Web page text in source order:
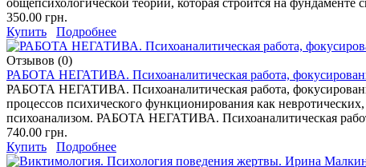
350.00 грн.
Купить
Подробнее
Отзывов (0)
РАБОТА НЕГАТИВА. Психоаналитическая работа,
РАБОТА НЕГАТИВА. Психоаналитическая работа,
процессов психического функционирования как
психоанализом. РАБОТА НЕГАТИВА. Психоаналитическая
740.00 грн.
Купить
Подробнее